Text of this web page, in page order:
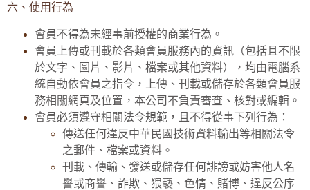
六、使用行為
會員不得為未經事前授權的商業行為。
會員上傳或刊載於各類會員服務內的資訊（包括且不限
於文字、圖片、影片、檔案或其他資料），均由電腦系
統自動依會員之指令，上傳、刊載或儲存於各類會員服
務相關網頁及位置，本公司不負責審查、核對或編輯。
會員必須遵守相關法令規範，且不得從事下列行為：
傳送任何違反中華民國技術資料輸出等相關法令
之郵件、檔案或資料。
刊載、傳輸、發送或儲存任何誹謗或妨害他人名
譽或商譽、詐欺、猥褻、色情、賭博、違反公序